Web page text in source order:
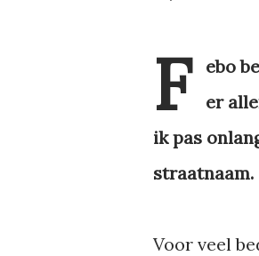
F
ebo
er
ik pas
straatnaam.
Voor veel